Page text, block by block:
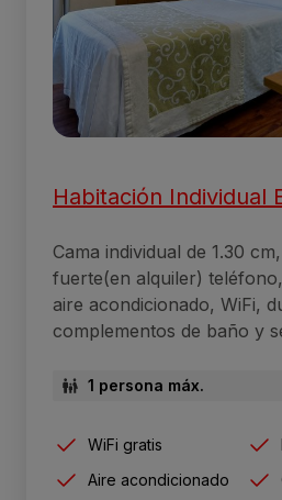
Habitación Individual
Cama individual de 1.30
fuerte(en alquiler)
aire acondicionado, WiFi,
complementos de baño y
1 persona máx.
WiFi gratis
Aire acondicionado